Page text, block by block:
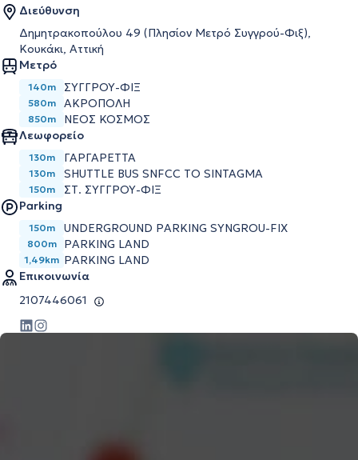
Διεύθυνση
Δημητρακοπούλου 49 (Πλησίον Μετρό Συγγρού-Φιξ),
Κουκάκι, Αττική
Μετρό
140m ΣΥΓΓΡΟΥ-ΦΙΞ
580m ΑΚΡΟΠΟΛΗ
850m
ΝΕΟΣ ΚΟΣΜΟΣ
Λεωφορείο
130m ΓΑΡΓΑΡΕΤΤΑ
130m SHUTTLE BUS SNFCC TO SINTAGMA
150m
ΣΤ. ΣΥΓΓΡΟΥ-ΦΙΞ
Parking
150m UNDERGROUND PARKING SYNGROU-FIX
800m PARKING LAND
1,49km PARKING LAND
Επικοινωνία
2107446061